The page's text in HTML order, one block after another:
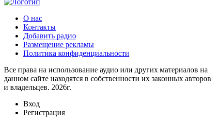
О нас
Контакты
Добавить радио
Размещение рекламы
Политика конфиденциальности
Все права на использование аудио или других материалов на
данном сайте находятся в собственности их законных авторов
и владельцев. 2026г.
Вход
Регистрация